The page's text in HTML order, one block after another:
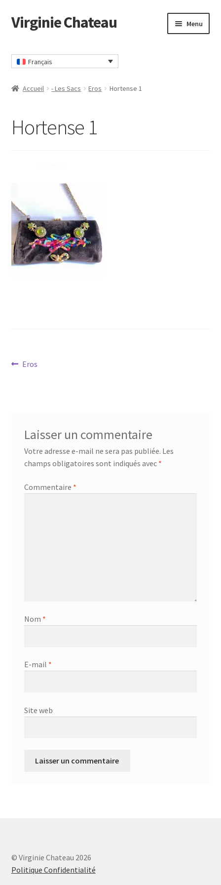
Passer
à
navigation
Passer
au
Virginie Chateau Menu
Contact
Politique Confidentialité
Virginie Chateau
Français
Accueil - Les Sacs Eros Hortense 1
Hortense 1
Navigation
Article
Eros
Laisser un commentaire
Votre adresse e-mail ne sera pas publiée. Les
champs obligatoires sont indiqués avec *
Commentaire *
Nom *
E-mail *
Site web
© Virginie Chateau 2026
Politique Confidentialité